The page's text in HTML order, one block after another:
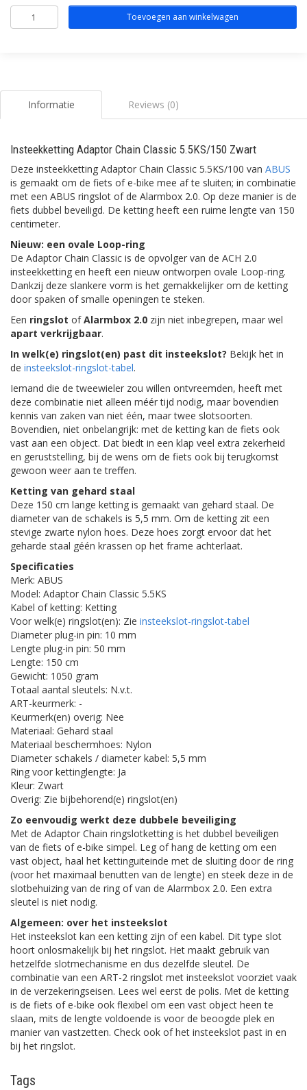
Toevoegen aan winkelwagen
Informatie Reviews (0)
Insteekketting Adaptor Chain Classic 5.5KS/150 Zwart
Deze insteekketting Adaptor Chain Classic 5.5KS/100 van ABUS
is gemaakt om de fiets of e-bike mee af te sluiten; in combinatie
met een ABUS ringslot of de Alarmbox 2.0. Op deze manier is de
fiets dubbel beveiligd. De ketting heeft een ruime lengte van 150
centimeter.
Nieuw: een ovale Loop-ring
De Adaptor Chain Classic is de opvolger van de ACH 2.0
insteekketting en heeft een nieuw ontworpen ovale Loop-ring.
Dankzij deze slankere vorm is het gemakkelijker om de ketting
door spaken of smalle openingen te steken.
Een ringslot ofAlarmbox 2.0 zijn niet inbegrepen, maar wel
apart verkrijgbaar.
In welk(e) ringslot(en) past dit insteekslot? Bekijk het in
de insteekslot-ringslot-tabel.
Iemand die de tweewieler zou willen ontvreemden, heeft met
deze combinatie niet alleen méér tijd nodig, maar bovendien
kennis van zaken van niet één, maar twee slotsoorten.
Bovendien, niet onbelangrijk: met de ketting kan de fiets ook
vast aan een object. Dat biedt in een klap veel extra zekerheid
en geruststelling, bij de wens om de fiets ook bij terugkomst
gewoon weer aan te treffen.
Ketting van gehard staal
Deze 150 cm lange ketting is gemaakt van gehard staal. De
diameter van de schakels is 5,5 mm. Om de ketting zit een
stevige zwarte nylon hoes. Deze hoes zorgt ervoor dat het
geharde staal géén krassen op het frame achterlaat.
Specificaties
Merk: ABUS
Model: Adaptor Chain Classic 5.5KS
Kabel of ketting: Ketting
Voor welk(e) ringslot(en): Zie insteekslot-ringslot-tabel
Diameter plug-in pin: 10 mm
Lengte plug-in pin: 50 mm
Lengte: 150 cm
Gewicht: 1050 gram
Totaal aantal sleutels: N.v.t.
ART-keurmerk: -
Keurmerk(en) overig: Nee
Materiaal: Gehard staal
Materiaal beschermhoes: Nylon
Diameter schakels / diameter kabel: 5,5 mm
Ring voor kettinglengte: Ja
Kleur: Zwart
Overig: Zie bijbehorend(e) ringslot(en)
Zo eenvoudig werkt deze dubbele beveiliging
Met de Adaptor Chain ringslotketting is het dubbel beveiligen
van de fiets of e-bike simpel. Leg of hang de ketting om een
vast object, haal het kettinguiteinde met de sluiting door de ring
(voor het maximaal benutten van de lengte) en steek deze in de
slotbehuizing van de ring of van de Alarmbox 2.0. Een extra
sleutel is niet nodig.
Algemeen: over het insteekslot
Het insteekslot kan een ketting zijn of een kabel. Dit type slot
hoort onlosmakelijk bij het ringslot. Het maakt gebruik van
hetzelfde slotmechanisme en dus dezelfde sleutel. De
combinatie van een ART-2 ringslot met insteekslot voorziet vaak
in de verzekeringseisen. Lees wel eerst de polis. Met de ketting
is de fiets of e-bike ook flexibel om een vast object heen te
slaan, mits de lengte voldoende is voor de beoogde plek en
manier van vastzetten. Check ook of het insteekslot past in en
bij het ringslot.
Tags